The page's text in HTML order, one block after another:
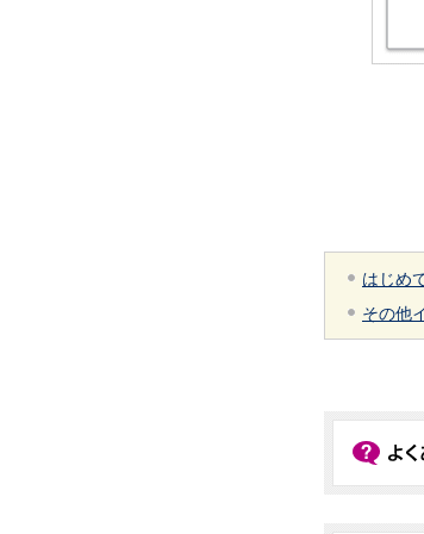
はじめ
その他